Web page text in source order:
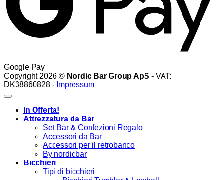
Google Pay
Copyright 2026 © Nordic Bar Group ApS - VAT:
DK38860828 - Impressum
In Offerta!
Attrezzatura da Bar
Set Bar & Confezioni Regalo
Accessori da Bar
Accessori per il retrobanco
By nordicbar
Bicchieri
Tipi di bicchieri